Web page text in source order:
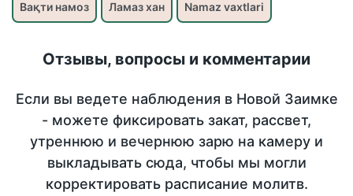
Вақти намоз Ламаз хан Namaz vaxtlari
Отзывы, вопросы и комментарии
Если вы ведете наблюдения в Новой Заимке
- можете фиксировать закат, рассвет,
утреннюю и вечернюю зарю на камеру и
выкладывать сюда, чтобы мы могли
корректировать расписание молитв.